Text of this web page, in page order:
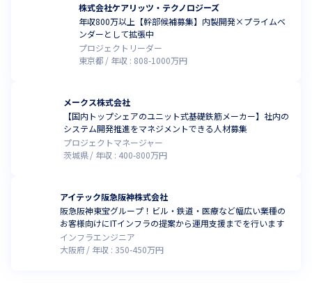
株式会社ケアリッツ・テクノロジーズ
年収800万以上【幹部候補募集】内製開発×プライムベ
ンダーとして拡張中
プロジェクトリーダー
東京都
年収 : 808-1000万円
メークス株式会社
【国内トップシェアのユニット式基礎鉄筋メーカー】社内の
システム開発推進をマネジメントできる人材募集
プロジェクトマネージャー
茨城県
年収 : 400-800万円
アイテック阪急阪神株式会社
阪急阪神東宝グループ！ビル・鉄道・医療など幅広い業種の
お客様向けにITインフラの提案から運用支援までを行います
インフラエンジニア
大阪府
年収 : 350-450万円